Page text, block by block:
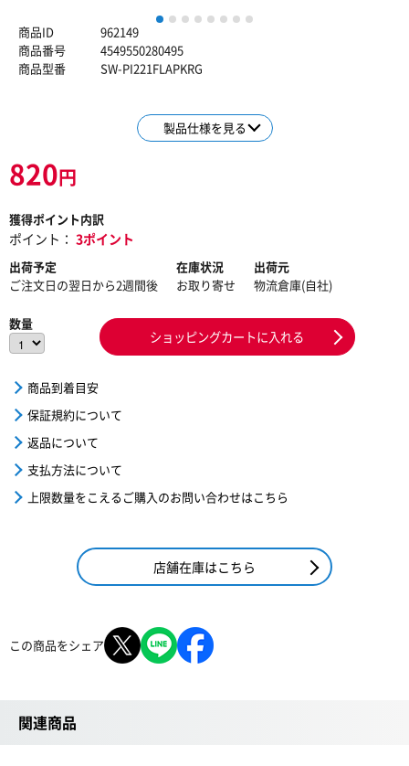
1 2 3 4 5 6 7
商品ID
962149
商品番号
4549550280495
商品型番
SW-PI221FLAPKRG
製品仕様を見る
820円
獲得ポイント内訳
ポイント： 3ポイント
出荷予定
ご注文日の翌日から2週間後
在庫状況
お取り寄せ
出荷元
物流倉庫(自社)
数量
ショッピングカートに入れる
商品到着目安
保証規約について
返品について
支払方法について
上限数量をこえるご購入のお問い合わせはこちら
店舗在庫はこちら
この商品をシェア
関連商品